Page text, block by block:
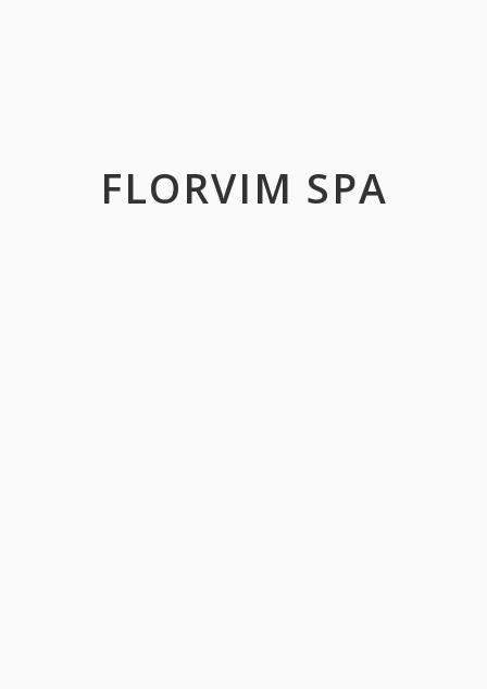
FLORVIM SPA